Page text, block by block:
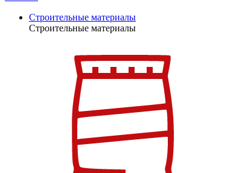
Строительные материалы
Строительные материалы